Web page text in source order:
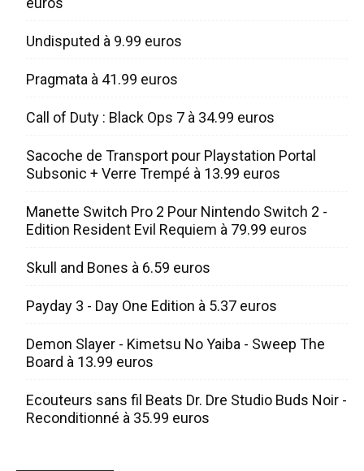
Undisputed à 9.99 euros
Pragmata à 41.99 euros
Call of Duty : Black Ops 7 à 34.99 euros
Sacoche de Transport pour Playstation Portal
Subsonic + Verre Trempé à 13.99 euros
Manette Switch Pro 2 Pour Nintendo Switch 2 -
Edition Resident Evil Requiem à 79.99 euros
Skull and Bones à 6.59 euros
Payday 3 - Day One Edition à 5.37 euros
Demon Slayer - Kimetsu No Yaiba - Sweep The
Board à 13.99 euros
Ecouteurs sans fil Beats Dr. Dre Studio Buds Noir -
Reconditionné à 35.99 euros